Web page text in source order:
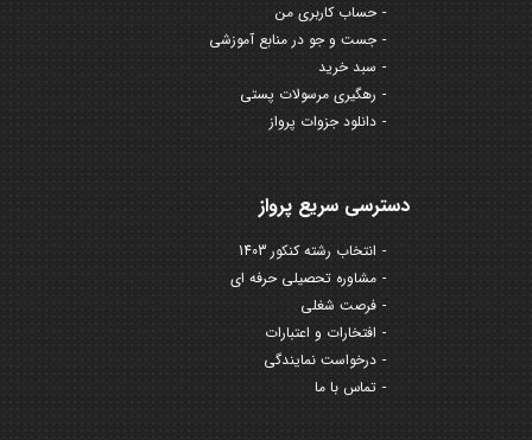
حساب کاربری من
جست و جو در منابع آموزشی
سبد خرید
رهگیری مرسولات پستی
دانلود جزوات پرواز
دسترسی سریع پرواز
انتخاب رشته کنکور 1403
مشاوره تحصیلی حرفه ای
فرصت شغلی
افتخارات و اعتبارات
درخواست نمایندگی
تماس با ما